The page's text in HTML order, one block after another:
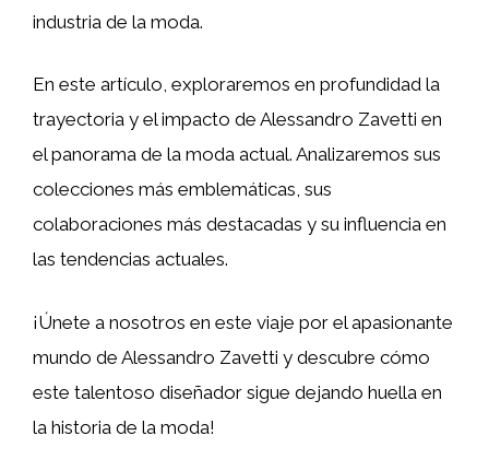
industria de la moda.
En este artículo, exploraremos en profundidad la
trayectoria y el impacto de Alessandro Zavetti en
el panorama de la moda actual. Analizaremos sus
colecciones más emblemáticas, sus
colaboraciones más destacadas y su influencia en
las tendencias actuales.
¡Únete a nosotros en este viaje por el apasionante
mundo de Alessandro Zavetti y descubre cómo
este talentoso diseñador sigue dejando huella en
la historia de la moda!